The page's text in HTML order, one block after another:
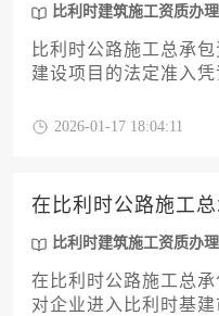
比利时建筑施工资质办理
比利时公路施工总承
建设项目的法定准入
等核心条件的审核。
提供实操指南。
2026-01-17 18:04:11
在比利时公路施工
比利时建筑施工资质办理
在比利时公路施工总
对企业进入比利时基